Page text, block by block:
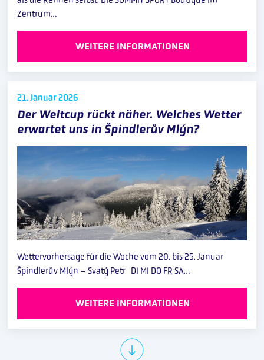
Zentrum…
WEITERE INFORMATIONEN
21. Januar2026
Der Weltcup rückt näher. Welches Wetter
erwartet uns in Špindlerův Mlýn?
Wettervorhersage für die Woche vom 20. bis 25. Januar
Špindlerův Mlýn – Svatý Petr DI MI DO FR SA…
WEITERE INFORMATIONEN